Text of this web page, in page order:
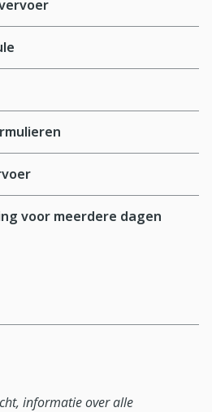
voor meerdere dagen
informatie over alle